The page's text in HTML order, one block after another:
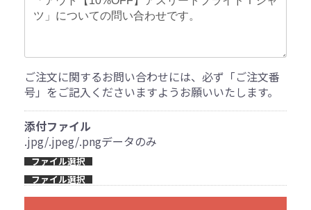
ご注文に関するお問い合わせには、必ず「ご注文番
号」をご記入くださいますようお願いいたします。
添付ファイル
.jpg/.jpeg/.pngデータのみ
ファイル選択
ファイル選択